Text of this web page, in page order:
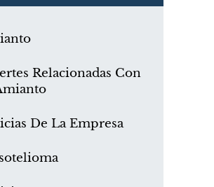
Relacionadas Con
De La Empresa